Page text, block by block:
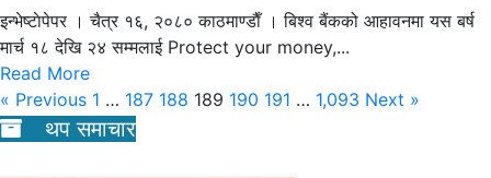
इन्भेष्टाेपेपर । चैत्र १६, २०८० काठमाण्डाैँ । बिश्व बैंकको आहावनमा यस बर्ष
मार्च १८ देखि २४ सम्मलाई Protect your money,...
Read More
« Previous 1 … 187 188 189 190 191 … 1,093 Next »
थप समाचार